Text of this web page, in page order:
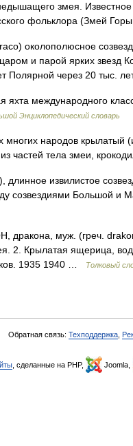
змея.
фольклора (Змей
околополюсное
и парой ярких звезд
Полярной через 20 тыс.
яхта международного
Энциклопедический словарь
народов крылатый
из частей тела змеи,
извилистое
созвездиями Большой
дракона, муж. (греч.
2. Крылатая ящерица,
1935 1940 …
Толковый
Обратная связь: Техподдержка
, сделанные на PHP, Joomla,